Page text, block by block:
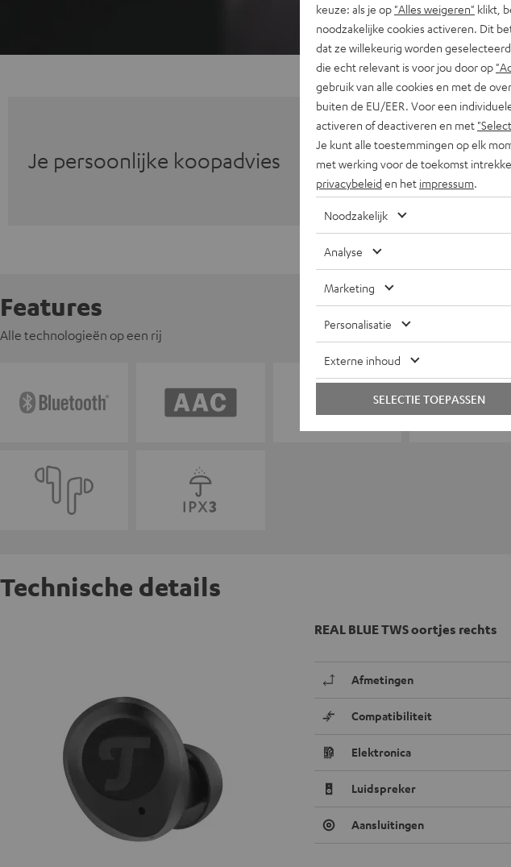
Je persoonlijke koopadvies
Features
Alle technologieën op een rij
Technische details
REAL BLUE TWS oortjes rechts
Afmetingen
Compatibiliteit
Elektronica
Luidspreker
Aansluitingen
keuze: als je op "Alles weigeren" klikt,
noodzakelijke cookies activeren. Dit
dat ze willekeurig worden
die echt relevant is voor jou door op
gebruik van alle cookies en met de
buiten de EU/EER. Voor een
activeren of deactiveren en met
Je kunt alle toestemmingen op elk
met werking voor de toekomst
privacybeleid en het impressum
Noodzakelijk
Analyse
Marketing
Personalisatie
Externe inhoud
SELECTIE TOEPASSEN